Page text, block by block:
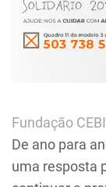
Fundação CEBI
De ano para
uma resposta